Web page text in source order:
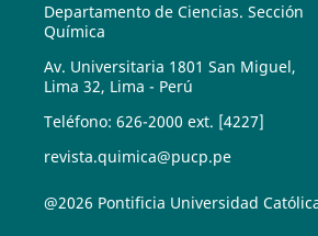
Departamento de Ciencias. Sección
Química
Av. Universitaria 1801 San Miguel,
Lima 32, Lima - Perú
Teléfono: 626-2000 ext. [4227]
revista.quimica@pucp.pe
@2026 Pontificia Universidad